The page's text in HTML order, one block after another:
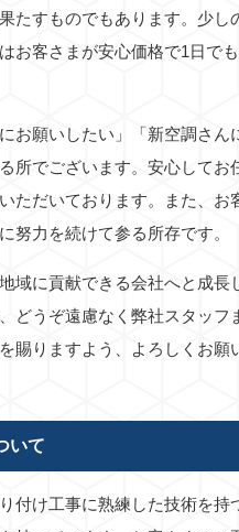
たすものでもあります。少
お客さまが安心価格で1日で
にお願いしたい」「新空調さ
所でございます。安心して
ただいております。また、
努力を続けて参る所存です。
域に貢献できる会社へと成
どうぞ遠慮なく弊社スタッ
賜りますよう、よろしくお願
いて
付け工事に熟練した技術を